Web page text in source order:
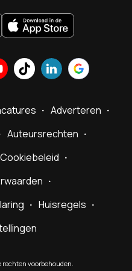
Adverteren
Auteursrechten
Cookiebeleid
Huisregels
rechten voorbehouden.